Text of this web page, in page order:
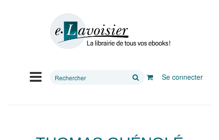
Rechercher
Se connecter